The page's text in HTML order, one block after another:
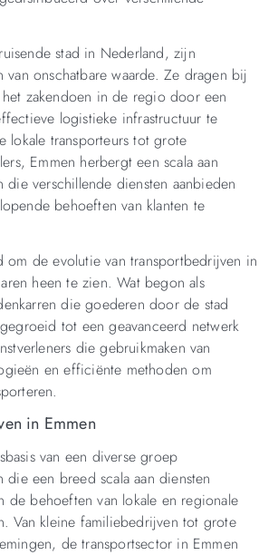
stad in Nederland, zijn
van onschatbare waarde. Ze dragen bij
zakendoen in de regio door een
logistieke infrastructuur te
lokale transporteurs tot grote
Emmen herbergt een scala aan
die verschillende diensten aanbieden
behoeften van klanten te
om de evolutie van transportbedrijven in
heen te zien. Wat begon als
die goederen door de stad
tot een geavanceerd netwerk
die gebruikmaken van
en efficiënte methoden om
in Emmen
van een diverse groep
die een breed scala aan diensten
de behoeften van lokale en regionale
Van kleine familiebedrijven tot grote
de transportsector in Emmen